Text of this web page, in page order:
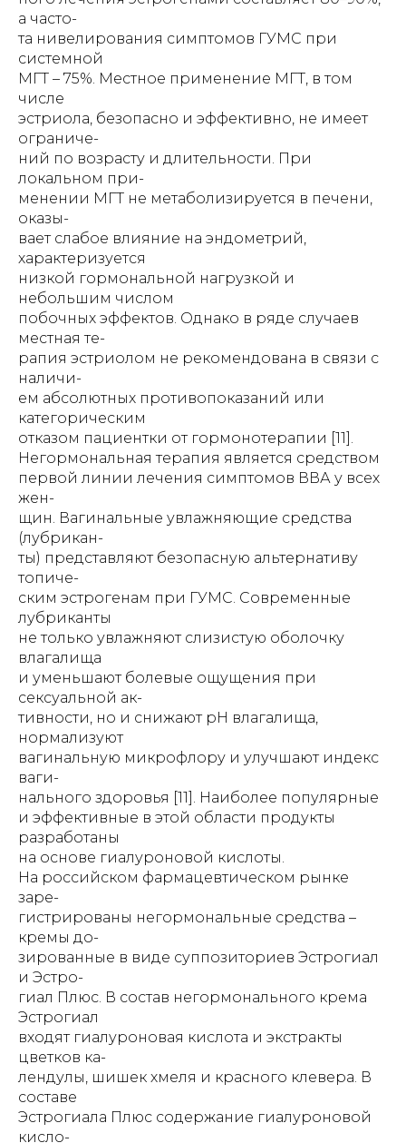
а часто-
та нивелирования симптомов ГУМС при
системной
МГТ – 75%. Местное применение МГТ, в том
числе
эстриола, безопасно и эффективно, не имеет
ограниче-
ний по возрасту и длительности. При
локальном при-
менении МГТ не метаболизируется в печени,
оказы-
вает слабое влияние на эндометрий,
характеризуется
низкой гормональной нагрузкой и
небольшим числом
побочных эффектов. Однако в ряде случаев
местная те-
рапия эстриолом не рекомендована в связи с
наличи-
ем абсолютных противопоказаний или
категорическим
отказом пациентки от гормонотерапии [11].
Негормональная терапия является средством
первой линии лечения симптомов ВВА у всех
жен-
щин. Вагинальные увлажняющие средства
(лубрикан-
ты) представляют безопасную альтернативу
топиче-
ским эстрогенам при ГУМС. Современные
лубриканты
не только увлажняют слизистую оболочку
влагалища
и уменьшают болевые ощущения при
сексуальной ак-
тивности, но и снижают рН влагалища,
нормализуют
вагинальную микрофлору и улучшают индекс
ваги-
нального здоровья [11]. Наиболее популярные
и эффективные в этой области продукты
разработаны
на основе гиалуроновой кислоты.
На российском фармацевтическом рынке
заре-
гистрированы негормональные средства –
кремы до-
зированные в виде суппозиториев Эстрогиал
и Эстро-
гиал Плюс. В состав негормонального крема
Эстрогиал
входят гиалуроновая кислота и экстракты
цветков ка-
лендулы, шишек хмеля и красного клевера. В
составе
Эстрогиала Плюс содержание гиалуроновой
кисло-